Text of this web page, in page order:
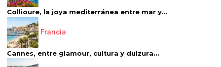
Collioure, la joya mediterránea entre mar y...
Francia
Cannes, entre glamour, cultura y dulzura...